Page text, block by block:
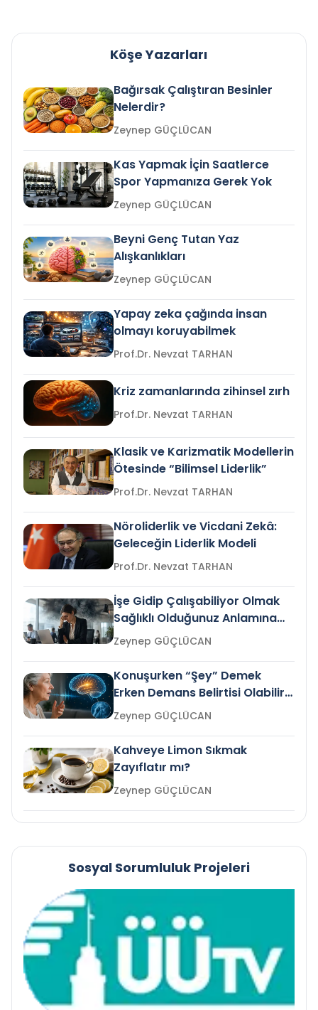
Köşe Yazarları
Bağırsak Çalıştıran Besinler
Nelerdir?
Zeynep GÜÇLÜCAN
Kas Yapmak İçin Saatlerce
Spor Yapmanıza Gerek Yok
Zeynep GÜÇLÜCAN
Beyni Genç Tutan Yaz
Alışkanlıkları
Zeynep GÜÇLÜCAN
Yapay zeka çağında insan
olmayı koruyabilmek
Prof.Dr. Nevzat TARHAN
Kriz zamanlarında zihinsel zırh
Prof.Dr. Nevzat TARHAN
Klasik ve Karizmatik Modellerin
Ötesinde “Bilimsel Liderlik”
Prof.Dr. Nevzat TARHAN
Nöroliderlik ve Vicdani Zekâ:
Geleceğin Liderlik Modeli
Prof.Dr. Nevzat TARHAN
İşe Gidip Çalışabiliyor Olmak
Sağlıklı Olduğunuz Anlamına
Gelir mi?Zeynep GÜÇLÜCAN
Konuşurken “Şey” Demek
Erken Demans Belirtisi Olabilir
mi?
Zeynep GÜÇLÜCAN
Kahveye Limon Sıkmak
Zayıflatır mı?
Zeynep GÜÇLÜCAN
Sosyal Sorumluluk Projeleri